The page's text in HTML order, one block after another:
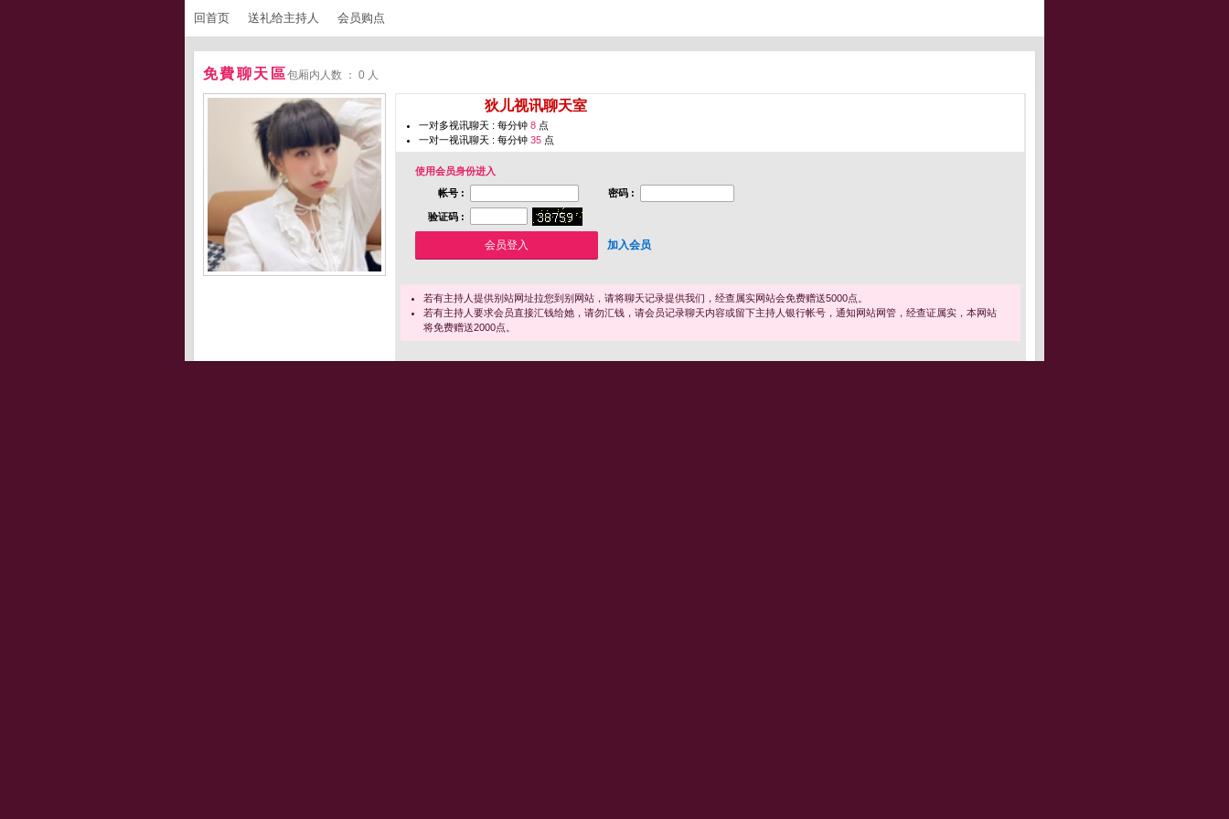
回首页 送礼给主持人 会员购点
免費聊天區包厢内人数 ： 0 人
狄儿视讯聊天室
一对多视讯聊天 : 每分钟 8 点
一对一视讯聊天 : 每分钟 35 点
使用会员身份进入
帐号 :
密码 :
验证码 :
加入会员
若有主持人提供别站网址拉您到别网站，请将聊天记录提供我们，经查属实网站会免费赠送5000点。
若有主持人要求会员直接汇钱给她，请勿汇钱，请会员记录聊天内容或留下主持人银行帐号，通知网站网管，经查证属实，本网站
将免费赠送2000点。